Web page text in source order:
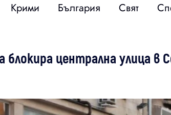
Крими България Свят
блокира централна улица в